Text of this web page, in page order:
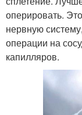
оперировать.
нервную
операции на
капилляров.